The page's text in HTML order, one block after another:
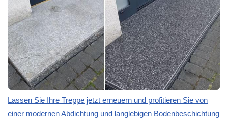
Lassen Sie Ihre Treppe jetzt erneuern und profitieren Sie von
einer modernen Abdichtung und langlebigen Bodenbeschichtung